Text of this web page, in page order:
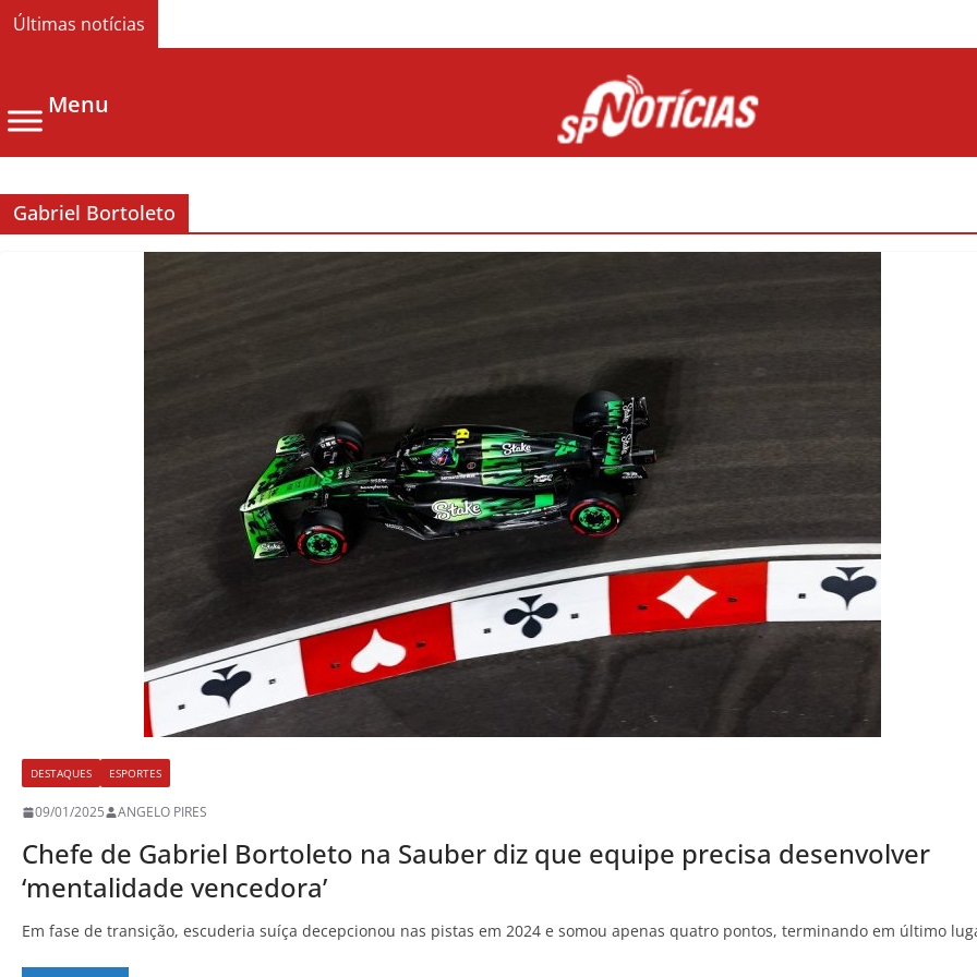
Últimas notícias
Menu
Gabriel Bortoleto
DESTAQUES ESPORTES
09/01/2025 ANGELO PIRES
Chefe de Gabriel Bortoleto na Sauber diz que equipe precisa desenvolver
‘mentalidade vencedora’
Em fase de transição, escuderia suíça decepcionou nas pistas em 2024 e somou apenas quatro pontos, terminando em último